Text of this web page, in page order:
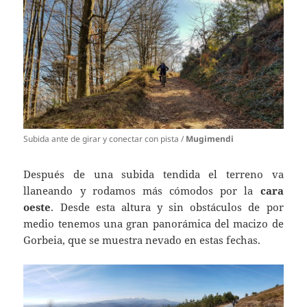
Subida ante de girar y conectar con pista / Mugimendi
Después de una subida tendida el terreno va
llaneando y rodamos más cómodos por la cara
oeste. Desde esta altura y sin obstáculos de por
medio tenemos una gran panorámica del macizo de
Gorbeia, que se muestra nevado en estas fechas.